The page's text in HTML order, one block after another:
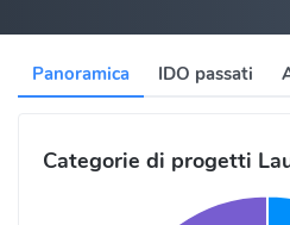
Panoramica IDO passati
Categorie di progetti